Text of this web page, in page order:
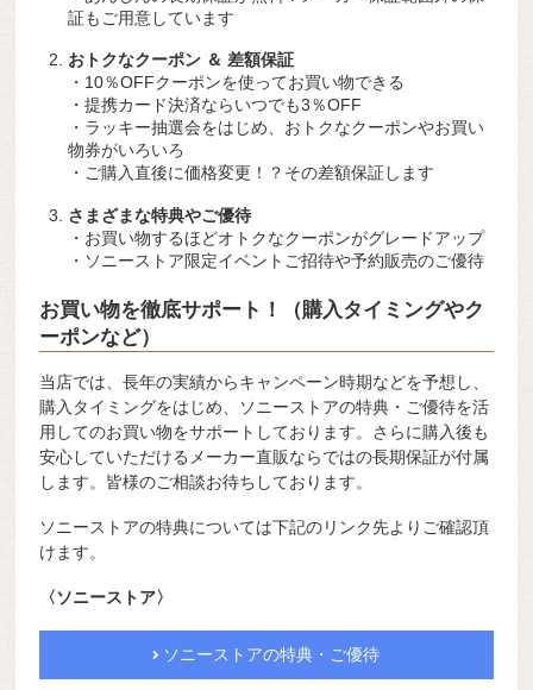
証もご用意しています
おトクなクーポン ＆ 差額保証
・10％OFFクーポンを使ってお買い物できる
・提携カード決済ならいつでも3％OFF
・ラッキー抽選会をはじめ、おトクなクーポンやお買い
物券がいろいろ
・ご購入直後に価格変更！？その差額保証します
さまざまな特典やご優待
・お買い物するほどオトクなクーポンがグレードアップ
・ソニーストア限定イベントご招待や予約販売のご優待
お買い物を徹底サポート！（購入タイミングやク
ーポンなど）
当店では、長年の実績からキャンペーン時期などを予想し、
購入タイミングをはじめ、ソニーストアの特典・ご優待を活
用してのお買い物をサポートしております。さらに購入後も
安心していただけるメーカー直販ならではの長期保証が付属
します。皆様のご相談お待ちしております。
ソニーストアの特典については下記のリンク先よりご確認頂
けます。
〈ソニーストア〉
ソニーストアの特典・ご優待